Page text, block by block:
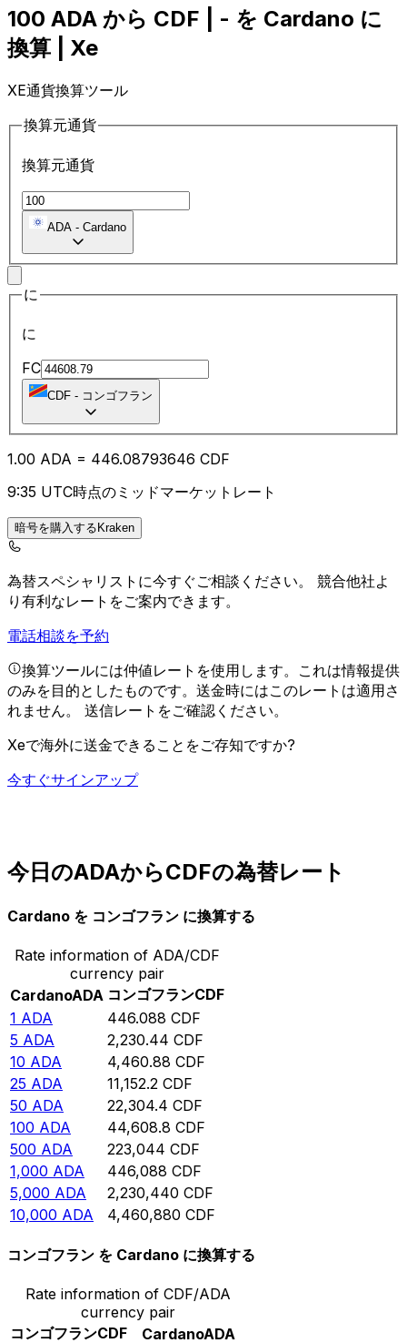
100 ADA から CDF | - を Cardano に
換算 | Xe
XE通貨換算ツール
換算元通貨
換算元通貨
ADA - Cardano
に
に
FC
CDF - コンゴフラン
1.00 ADA = 446.08793646 CDF
9:35 UTC時点のミッドマーケットレート
暗号を購入するKraken
為替スペシャリストに今すぐご相談ください。 競合他社よ
り有利なレートをご案内できます。
電話相談を予約
換算ツールには仲値レートを使用します。これは情報提供
のみを目的としたものです。送金時にはこのレートは適用さ
れません。 送信レートをご確認ください。
Xeで海外に送金できることをご存知ですか?
今すぐサインアップ
今日のADAからCDFの為替レート
Cardano を コンゴフラン に換算する
Rate information of ADA/CDF
currency pair
CardanoADA コンゴフランCDF
1 ADA 446.088 CDF
5 ADA 2,230.44 CDF
10 ADA 4,460.88 CDF
25 ADA 11,152.2 CDF
50 ADA 22,304.4 CDF
100 ADA 44,608.8 CDF
500 ADA 223,044 CDF
1,000 ADA 446,088 CDF
5,000 ADA 2,230,440 CDF
10,000 ADA 4,460,880 CDF
コンゴフラン を Cardano に換算する
Rate information of CDF/ADA
currency pair
コンゴフランCDF CardanoADA